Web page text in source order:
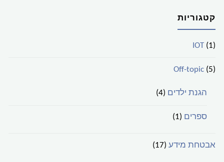
קטגוריות
IOT(1)
Off-topic(5)
הגנת ילדים (4)
ספרים (1)
אבטחת מידע (17)